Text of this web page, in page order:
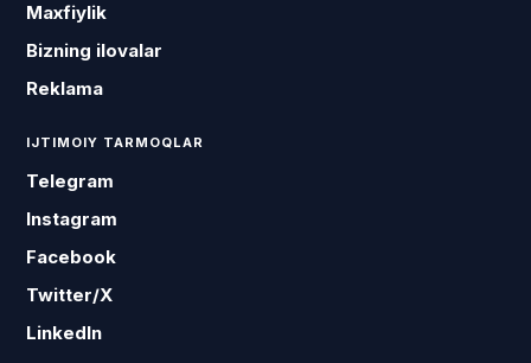
Maxfiylik
Bizning ilovalar
Reklama
IJTIMOIY TARMOQLAR
Telegram
Instagram
Facebook
Twitter/X
LinkedIn